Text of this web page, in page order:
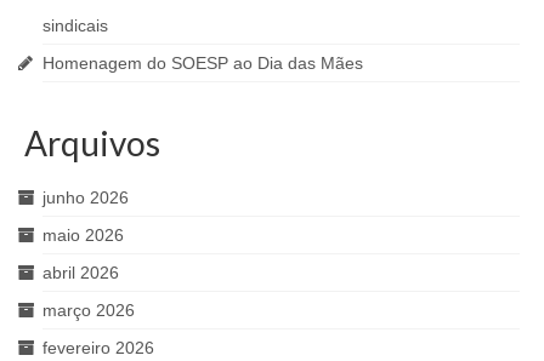
sindicais
Homenagem do SOESP ao Dia das Mães
Arquivos
junho 2026
maio 2026
abril 2026
março 2026
fevereiro 2026